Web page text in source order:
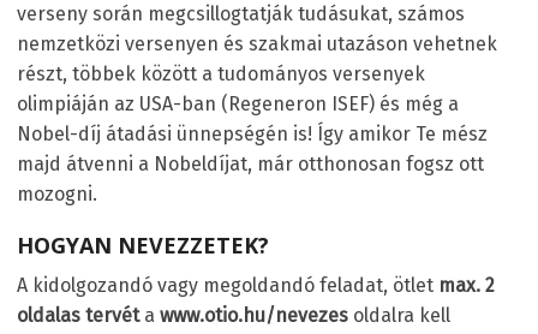
verseny során megcsillogtatják tudásukat, számos
nemzetközi versenyen és szakmai utazáson vehetnek
részt, többek között a tudományos versenyek
olimpiáján az USA-ban (Regeneron ISEF) és még a
Nobel-díj átadási ünnepségén is! Így amikor Te mész
majd átvenni a Nobeldíjat, már otthonosan fogsz ott
mozogni.
HOGYAN NEVEZZETEK?
A kidolgozandó vagy megoldandó feladat, ötlet max. 2
oldalas tervéta www.otio.hu/nevezes oldalra kell